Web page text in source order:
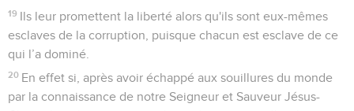
19 Ils leur promettent la liberté alors qu'ils sont eux-mêmes
esclaves de la corruption, puisque chacun est esclave de ce
qui l’a dominé.
20 En effet si, après avoir échappé aux souillures du monde
par la connaissance de notre Seigneur et Sauveur Jésus-